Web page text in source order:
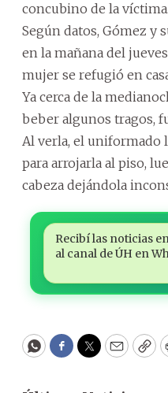
concubino de la víctima.
Según datos, Gómez y
en la mañana del
mujer se refugió en
Ya cerca de la
beber algunos tragos,
Al verla, el uniformado
para arrojarla al piso,
cabeza dejándola
Recibí las noticias
al canal de ÚH en
WhatsApp
Facebook
Twitter
Email